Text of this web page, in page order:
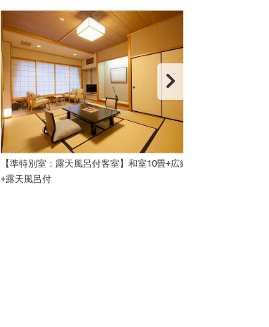
【準特別室：露天風呂付客室】和室10畳+広縁
+露天風呂付